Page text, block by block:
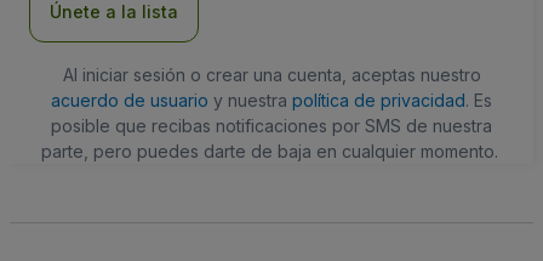
Únete a la lista
Al iniciar sesión o crear una cuenta, aceptas nuestro
acuerdo de usuario y nuestra política de privacidad. Es
posible que recibas notificaciones por SMS de nuestra
parte, pero puedes darte de baja en cualquier momento.